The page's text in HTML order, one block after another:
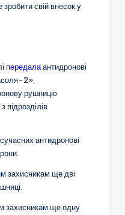
свій внесок у
передалаантидронові
2»,
рушницю
підрозділів
сучасних антидронові
захисникам ще дві
захисникам ще одну